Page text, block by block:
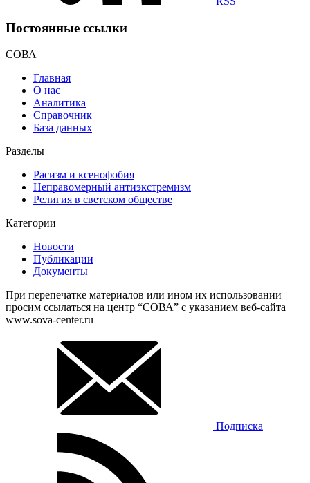
Постоянные ссылки
СОВА
Главная
О нас
Аналитика
Справочник
База данных
Разделы
Расизм и ксенофобия
Неправомерный антиэкстремизм
Религия в светском обществе
Категории
Новости
Публикации
Документы
При перепечатке материалов или ином их использовании
просим ссылаться на центр “СОВА” с указанием веб-сайта
www.sova-center.ru
Подписка